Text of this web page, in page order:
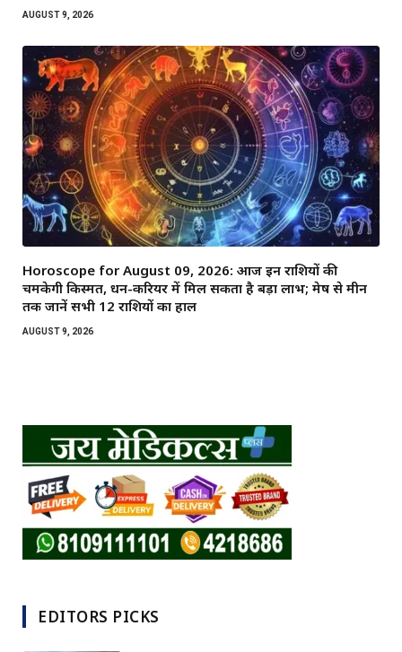
AUGUST 9, 2026
Horoscope for August 09, 2026: आज इन राशियों की
चमकेगी किस्मत, धन-करियर में मिल सकता है बड़ा लाभ; मेष से मीन
तक जानें सभी 12 राशियों का हाल
AUGUST 9, 2026
EDITORS PICKS